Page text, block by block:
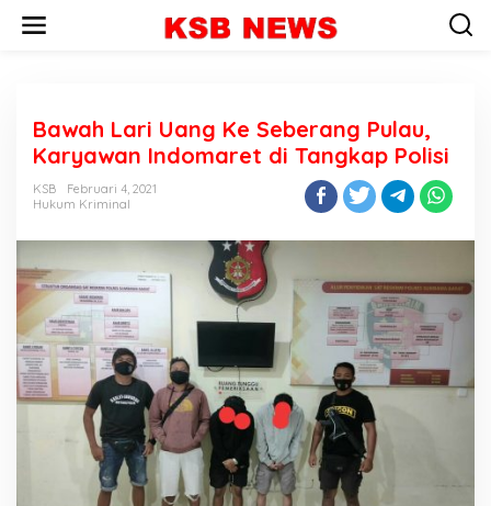
Bawah Lari Uang Ke Seberang Pulau,
Karyawan Indomaret di Tangkap Polisi
KSB
Februari 4, 2021
Hukum Kriminal